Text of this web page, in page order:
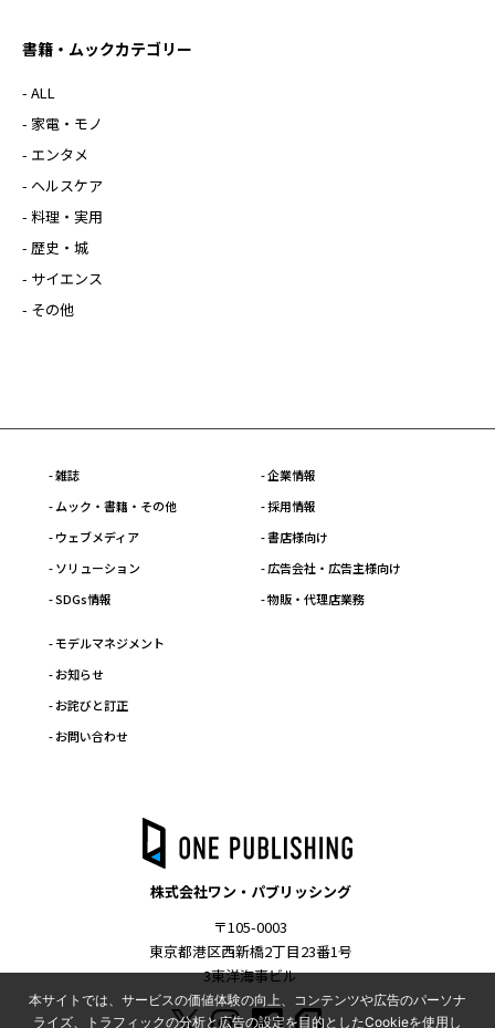
書籍・ムックカテゴリー
- ALL
- 家電・モノ
- エンタメ
- ヘルスケア
- 料理・実用
- 歴史・城
- サイエンス
- その他
- 雑誌
- ムック・書籍・その他
- ウェブメディア
- ソリューション
- SDGs情報
- 企業情報
- 採用情報
- 書店様向け
- 広告会社・広告主様向け
- 物販・代理店業務
- モデルマネジメント
- お知らせ
- お詫びと訂正
- お問い合わせ
株式会社ワン・パブリッシング
〒105-0003
東京都港区西新橋2丁目23番1号
3東洋海事ビル
本サイトでは、サービスの価値体験の向上、コンテンツや広告のパーソナ
ライズ、トラフィックの分析と広告の設定を目的としたCookieを使用し